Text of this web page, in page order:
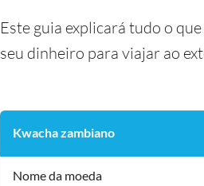
Este guia explicará tudo o
seu dinheiro para viajar ao
Kwacha zambiano
Nome da moeda